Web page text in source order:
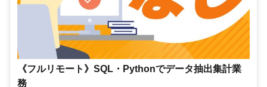
《フルリモート》SQL・Pythonでデータ抽出集計業
務